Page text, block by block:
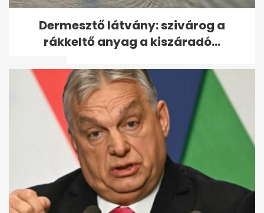
A szocializmus bakelit
csillárjai ma már akár
százezreket is...
Dermesztő látvány: szivárog a
rákkeltő anyag a kiszáradó...